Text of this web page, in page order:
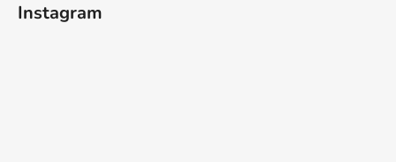
Instagram